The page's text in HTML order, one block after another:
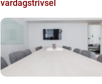
vardagstrivsel